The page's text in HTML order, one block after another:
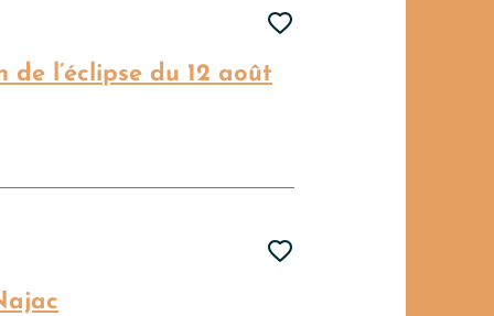
l’éclipse du 12 août
Ajouter cette
Ajouter cette